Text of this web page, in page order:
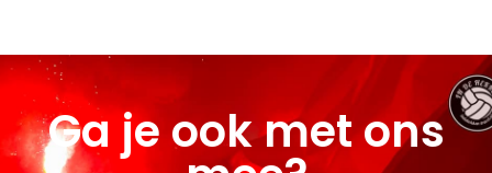
Ga je ook met ons